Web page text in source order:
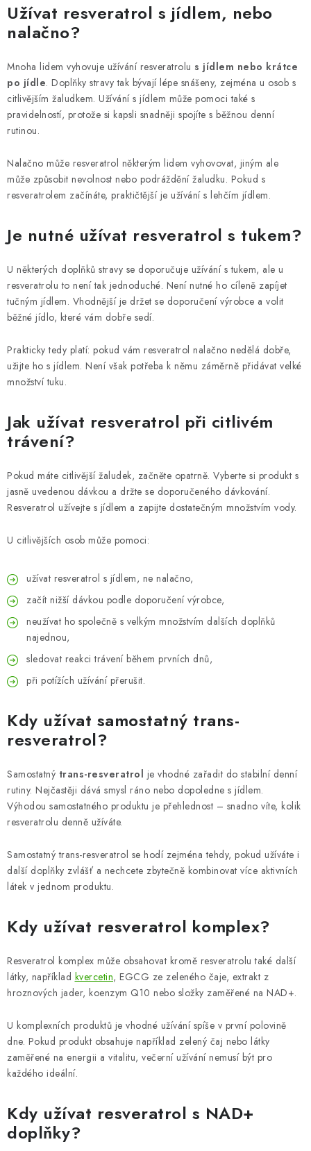
Užívat resveratrol s jídlem, nebo
nalačno?
Mnoha lidem vyhovuje užívání resveratrolu s jídlem nebo krátce
po jídle. Doplňky stravy tak bývají lépe snášeny, zejména u osob s
citlivějším žaludkem. Užívání s jídlem může pomoci také s
pravidelností, protože si kapsli snadněji spojíte s běžnou denní
rutinou.
Nalačno může resveratrol některým lidem vyhovovat, jiným ale
může způsobit nevolnost nebo podráždění žaludku. Pokud s
resveratrolem začínáte, praktičtější je užívání s lehčím jídlem.
Je nutné užívat resveratrol s tukem?
U některých doplňků stravy se doporučuje užívání s tukem, ale u
resveratrolu to není tak jednoduché. Není nutné ho cíleně zapíjet
tučným jídlem. Vhodnější je držet se doporučení výrobce a volit
běžné jídlo, které vám dobře sedí.
Prakticky tedy platí: pokud vám resveratrol nalačno nedělá dobře,
užijte ho s jídlem. Není však potřeba k němu záměrně přidávat velké
množství tuku.
Jak užívat resveratrol při citlivém
trávení?
Pokud máte citlivější žaludek, začněte opatrně. Vyberte si produkt s
jasně uvedenou dávkou a držte se doporučeného dávkování.
Resveratrol užívejte s jídlem a zapijte dostatečným množstvím vody.
U citlivějších osob může pomoci:
užívat resveratrol s jídlem, ne nalačno,
začít nižší dávkou podle doporučení výrobce,
neužívat ho společně s velkým množstvím dalších doplňků
najednou,
sledovat reakci trávení během prvních dnů,
při potížích užívání přerušit.
Kdy užívat samostatný trans-
resveratrol?
Samostatný trans-resveratrol je vhodné zařadit do stabilní denní
rutiny. Nejčastěji dává smysl ráno nebo dopoledne s jídlem.
Výhodou samostatného produktu je přehlednost – snadno víte, kolik
resveratrolu denně užíváte.
Samostatný trans-resveratrol se hodí zejména tehdy, pokud užíváte i
další doplňky zvlášť a nechcete zbytečně kombinovat více aktivních
látek v jednom produktu.
Kdy užívat resveratrol komplex?
Resveratrol komplex může obsahovat kromě resveratrolu také další
látky, například kvercetin, EGCG ze zeleného čaje, extrakt z
hroznových jader, koenzym Q10 nebo složky zaměřené na NAD+.
U komplexních produktů je vhodné užívání spíše v první polovině
dne. Pokud produkt obsahuje například zelený čaj nebo látky
zaměřené na energii a vitalitu, večerní užívání nemusí být pro
každého ideální.
Kdy užívat resveratrol s NAD+
doplňky?